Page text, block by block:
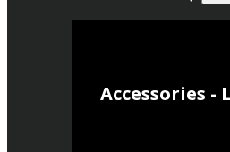
Accessories -